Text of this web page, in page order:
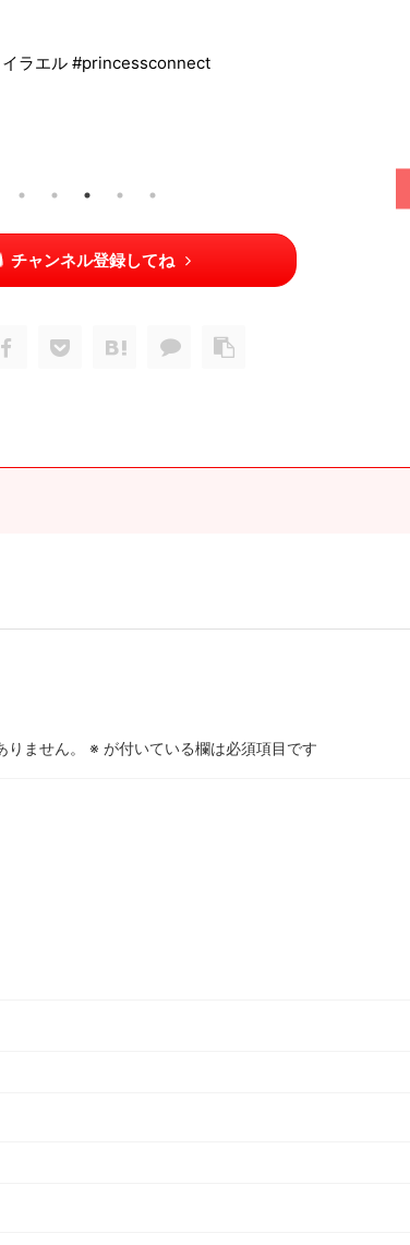
ラエル #princessconnect
チャンネル登録してね
ません。 ※ が付いている欄は必須項目です